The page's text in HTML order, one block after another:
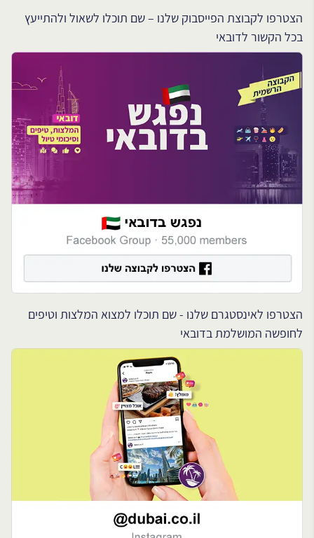
הצטרפו לקבוצת הפייסבוק שלנו – שם תוכלו לשאול ולהתייעץ
בכל הקשור לדובאי
הצטרפו לאינסטגרם שלנו - שם תוכלו למצוא המלצות וטיפים
לחופשה המושלמת בדובאי